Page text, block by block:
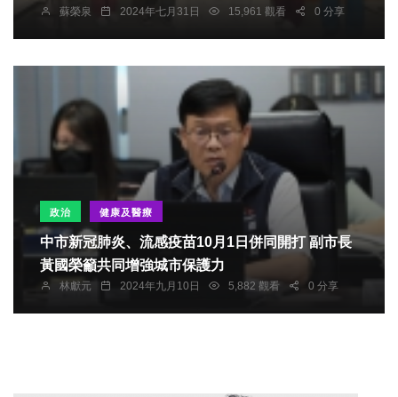
蘇榮泉 2024年七月31日 15,961 觀看 0 分享
政治 健康及醫療
中市新冠肺炎、流感疫苗10月1日併同開打 副市長
黃國榮籲共同增強城市保護力
林獻元 2024年九月10日 5,882 觀看 0 分享